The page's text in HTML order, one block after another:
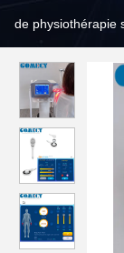
de physiothérapie